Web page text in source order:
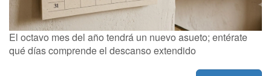
El octavo mes del año tendrá un nuevo asueto; entérate
qué días comprende el descanso extendido